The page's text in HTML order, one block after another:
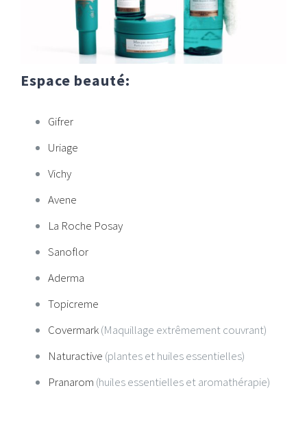
Espace beauté:
Gifrer
Uriage
Vichy
Avene
La Roche Posay
Sanoflor
Aderma
Topicreme
Covermark(Maquillage extrêmement couvrant)
Naturactive (plantes et huiles essentielles)
Pranarom (huiles essentielles et aromathérapie)